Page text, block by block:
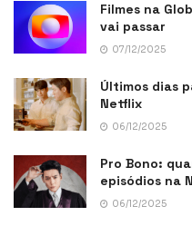
Filmes na
vai passar
07/12/2025
Últimos dias
Netflix
06/12/2025
Pro Bono:
episódios na
06/12/2025